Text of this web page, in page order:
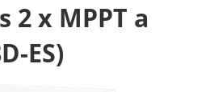
2 x MPPT a
ES)